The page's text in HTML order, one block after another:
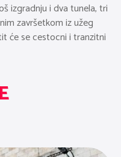
izgradnju i dva tunela, tri
završetkom iz užeg
će se cestocni i tranzitni